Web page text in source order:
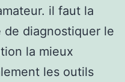
il faut la
de diagnostiquer le
la mieux
les outils